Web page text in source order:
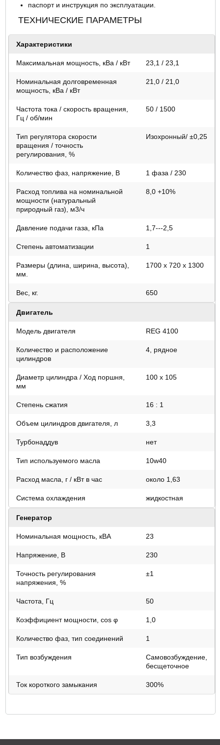
паспорт и инструкция по эксплуатации.
ТЕХНИЧЕСКИЕ ПАРАМЕТРЫ
Характеристики
Максимальная мощность, кВа / кВт 23,1 / 23,1
Номинальная долговременная
мощность, кВа / кВт
21,0 / 21,0
Частота тока / скорость вращения,
Гц / об/мин
50 / 1500
Тип регулятора скорости
вращения / точность
регулирования, %
Изохронный/ ±0,25
Количество фаз, напряжение, В 1 фаза / 230
Расход топлива на номинальной
мощности (натуральный
природный газ), м3/ч
8,0 +10%
Давление подачи газа, кПа 1,7---2,5
Степень автоматизации 1
Размеры (длина, ширина, высота),
мм.
1700 х 720 х 1300
Вес, кг. 650
Двигатель
Модель двигателя REG 4100
Количество и расположение
цилиндров
4, рядное
Диаметр цилиндра / Ход поршня,
мм
100 х 105
Степень сжатия 16 : 1
Объем цилиндров двигателя, л 3,3
Турбонаддув нет
Тип используемого масла 10w40
Расход масла, г / кВт в час около 1,63
Система охлаждения жидкостная
Генератор
Номинальная мощность, кВА 23
Напряжение, В 230
Точность регулирования
напряжения, %
±1
Частота, Гц 50
Коэффициент мощности, cos φ 1,0
Количество фаз, тип соединений 1
Тип возбуждения
Самовозбуждение,
бесщеточное
Ток короткого замыкания 300%